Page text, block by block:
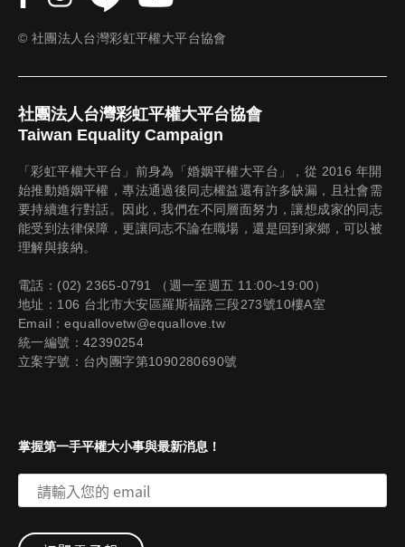
© 社團法人台灣彩虹平權大平台協會
社團法人台灣彩虹平權大平台協會
Taiwan Equality Campaign
「彩虹平權大平台」前身為「婚姻平權大平台」，從 2016 年開
始推動婚姻平權，專法通過後同志權益還有許多缺漏，且社會需
要持續進行對話。因此，我們在不同層面努力，讓想成家的同志
能受到法律保障，更讓同志不論在職場，還是回到家鄉，可以被
理解與接納。
電話：(02) 2365-0791 （週一至週五 11:00~19:00）
地址：106 台北市大安區羅斯福路三段273號10樓A室
Email：equallovetw@equallove.tw
統一編號：42390254
立案字號：台內團字第1090280690號
掌握第一手平權大小事與最新消息！